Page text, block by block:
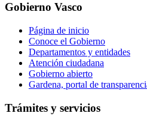
Gobierno Vasco
Página de inicio
Conoce el Gobierno
Departamentos y entidades
Atención ciudadana
Gobierno abierto
Gardena, portal de
Trámites y servicios